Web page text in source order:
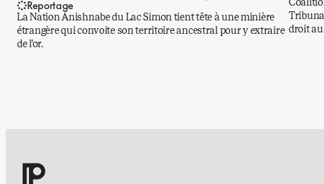
Reportage
La Nation Anishnabe du Lac Simon tient tête à une minière
étrangère qui convoite son territoire ancestral pour y extraire
de l’or.
droit